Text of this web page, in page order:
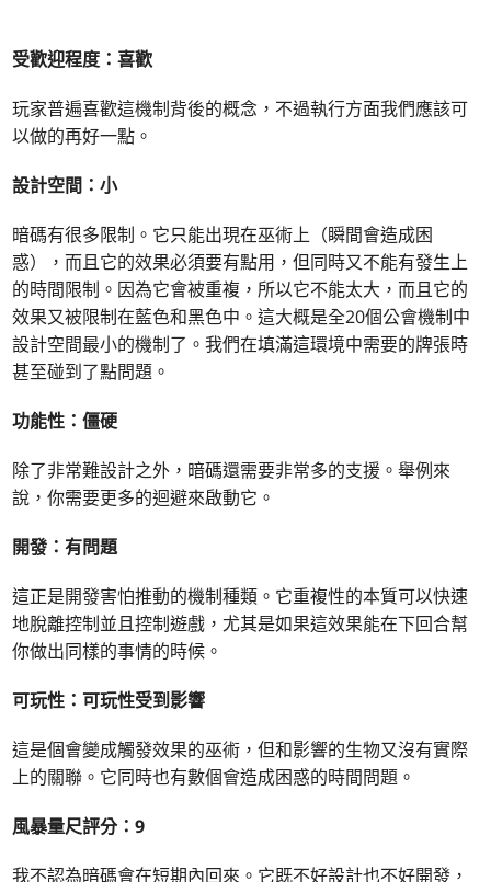
受歡迎程度：喜歡
玩家普遍喜歡這機制背後的概念，不過執行方面我們應該可
以做的再好一點。
設計空間：小
暗碼有很多限制。它只能出現在巫術上（瞬間會造成困
惑），而且它的效果必須要有點用，但同時又不能有發生上
的時間限制。因為它會被重複，所以它不能太大，而且它的
效果又被限制在藍色和黑色中。這大概是全20個公會機制中
設計空間最小的機制了。我們在填滿這環境中需要的牌張時
甚至碰到了點問題。
功能性：僵硬
除了非常難設計之外，暗碼還需要非常多的支援。舉例來
說，你需要更多的迴避來啟動它。
開發：有問題
這正是開發害怕推動的機制種類。它重複性的本質可以快速
地脫離控制並且控制遊戲，尤其是如果這效果能在下回合幫
你做出同樣的事情的時候。
可玩性：可玩性受到影響
這是個會變成觸發效果的巫術，但和影響的生物又沒有實際
上的關聯。它同時也有數個會造成困惑的時間問題。
風暴量尺評分：9
我不認為暗碼會在短期內回來。它既不好設計也不好開發，